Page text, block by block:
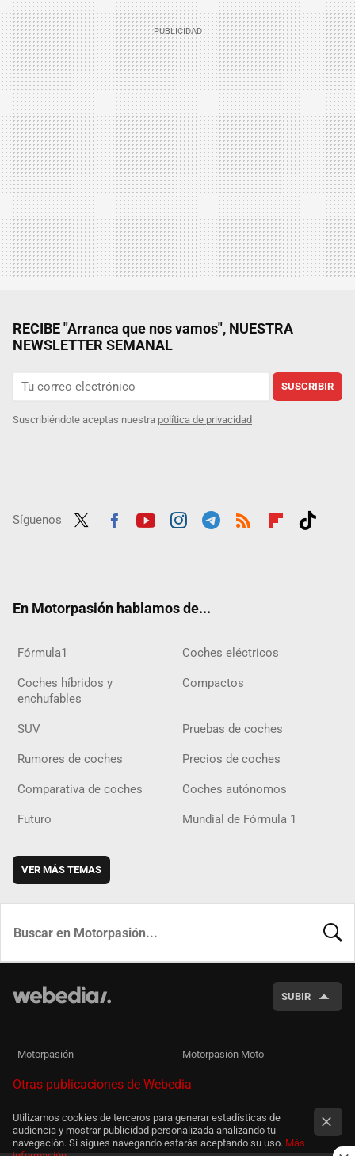
RECIBE "Arranca que nos vamos", NUESTRA
NEWSLETTER SEMANAL
SUSCRIBIR
Suscribiéndote aceptas nuestra política de privacidad
Síguenos
En Motorpasión hablamos de...
Fórmula1 Coches eléctricos
Coches híbridos y
enchufables
Compactos
SUV Pruebas de coches
Rumores de coches Precios de coches
Comparativa de coches Coches autónomos
Futuro Mundial de Fórmula 1
VER MÁS TEMAS
SUBIR
Motorpasión Motorpasión Moto
Otras publicaciones de Webedia
Utilizamos cookies de terceros para generar estadísticas de
audiencia y mostrar publicidad personalizada analizando tu
navegación. Si sigues navegando estarás aceptando su uso. Más